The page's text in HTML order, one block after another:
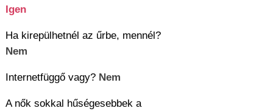
Igen
Ha kirepülhetnél az űrbe, mennél?
Nem
Internetfüggő vagy? Nem
A nők sokkal hűségesebbek a